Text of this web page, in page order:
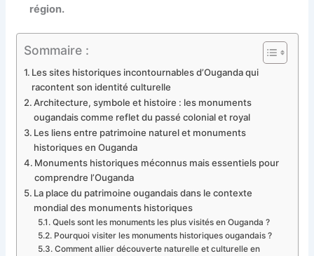
région.
Sommaire :
Les sites historiques incontournables d’Ouganda qui
racontent son identité culturelle
Architecture, symbole et histoire : les monuments
ougandais comme reflet du passé colonial et royal
Les liens entre patrimoine naturel et monuments
historiques en Ouganda
Monuments historiques méconnus mais essentiels pour
comprendre l’Ouganda
La place du patrimoine ougandais dans le contexte
mondial des monuments historiques
Quels sont les monuments les plus visités en Ouganda ?
Pourquoi visiter les monuments historiques ougandais ?
Comment allier découverte naturelle et culturelle en